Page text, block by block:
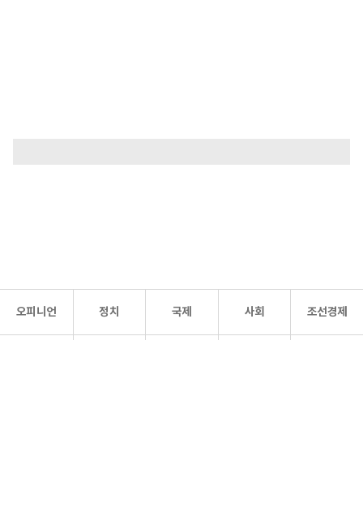
오피니언 정치 국제 사회 조선경제